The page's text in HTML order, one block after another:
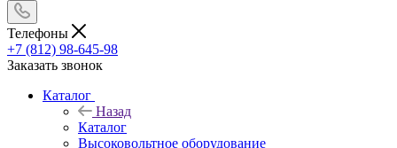
Телефоны
+7 (812) 98-645-98
Заказать звонок
Каталог
Назад
Каталог
Высоковольтное оборудование